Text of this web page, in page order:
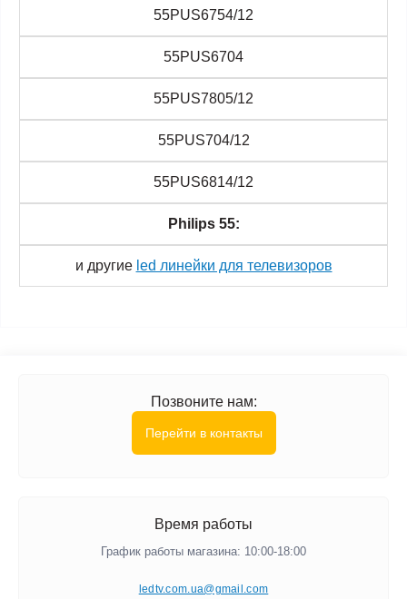
55PUS6754/12
55PUS6704
55PUS7805/12
55PUS704/12
55PUS6814/12
Philips 55:
и другие led линейки для телевизоров
Позвоните нам:
Перейти в контакты
Время работы
График работы магазина: 10:00-18:00
ledtv.com.ua@gmail.com